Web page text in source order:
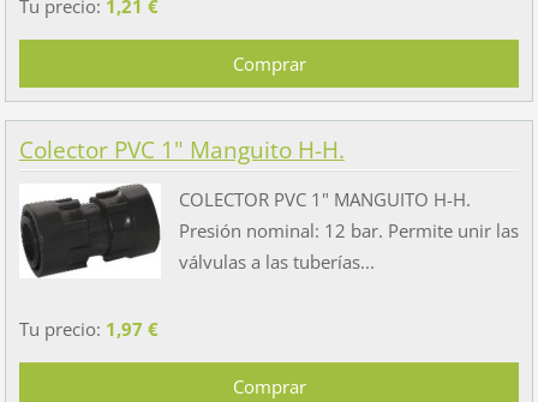
Tu precio: 1,21 €
Colector PVC 1" Manguito H-H.
COLECTOR PVC 1" MANGUITO H-H.
Presión nominal: 12 bar. Permite unir las
válvulas a las tuberías...
Tu precio: 1,97 €